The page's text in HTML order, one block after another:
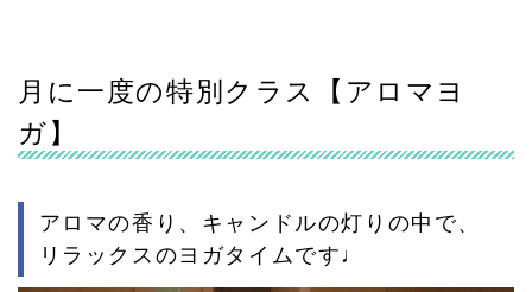
月に一度の特別クラス【アロマヨ
ガ】
アロマの香り、キャンドルの灯りの中で、
リラックスのヨガタイムです♩